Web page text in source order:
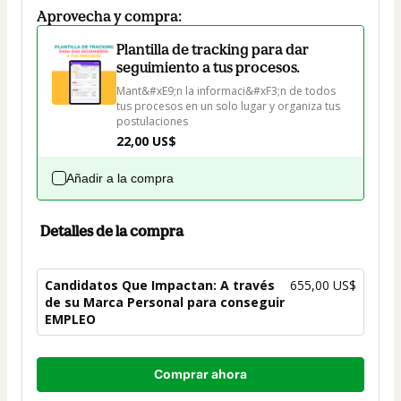
Aprovecha y compra:
Plantilla de tracking para dar
seguimiento a tus procesos.
Mant&#xE9;n la informaci&#xF3;n de todos
tus procesos en un solo lugar y organiza tus
postulaciones
22,00 US$
Añadir a la compra
Detalles de la compra
Candidatos Que Impactan: A través
de su Marca Personal para conseguir
EMPLEO
655,00 US$
Total
Comprar ahora